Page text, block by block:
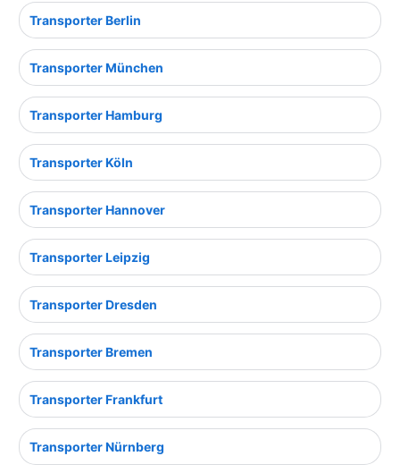
Transporter Berlin
Transporter München
Transporter Hamburg
Transporter Köln
Transporter Hannover
Transporter Leipzig
Transporter Dresden
Transporter Bremen
Transporter Frankfurt
Transporter Nürnberg